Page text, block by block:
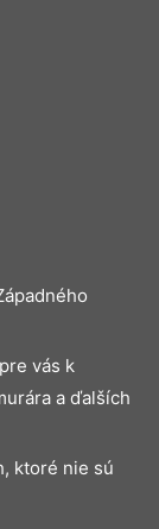
vás k
a ďalších
ktoré nie sú